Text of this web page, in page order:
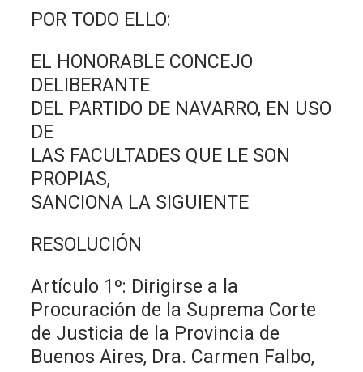
POR TODO ELLO:
EL HONORABLE CONCEJO
DELIBERANTE
DEL PARTIDO DE NAVARRO, EN USO
DE
LAS FACULTADES QUE LE SON
PROPIAS,
SANCIONA LA SIGUIENTE
RESOLUCIÓN
Artículo 1º: Dirigirse a la
Procuración de la Suprema Corte
de Justicia de la Provincia de
Buenos Aires, Dra. Carmen Falbo,